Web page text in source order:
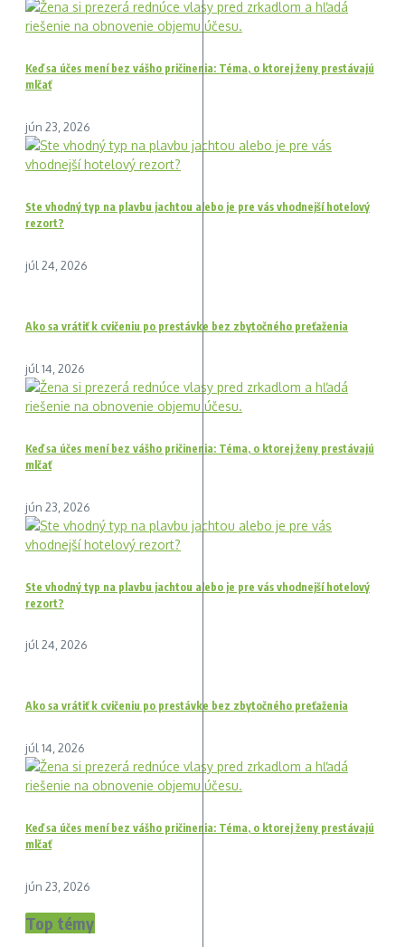
Keď sa účes mení bez vášho pričinenia: Téma, o ktorej ženy prestávajú
mlčať
jún 23, 2026
Ste vhodný typ na plavbu jachtou alebo je pre vás vhodnejší hotelový
rezort?
júl 24, 2026
Ako sa vrátiť k cvičeniu po prestávke bez zbytočného preťaženia
júl 14, 2026
Keď sa účes mení bez vášho pričinenia: Téma, o ktorej ženy prestávajú
mlčať
jún 23, 2026
Ste vhodný typ na plavbu jachtou alebo je pre vás vhodnejší hotelový
rezort?
júl 24, 2026
Ako sa vrátiť k cvičeniu po prestávke bez zbytočného preťaženia
júl 14, 2026
Keď sa účes mení bez vášho pričinenia: Téma, o ktorej ženy prestávajú
mlčať
jún 23, 2026
Top témy